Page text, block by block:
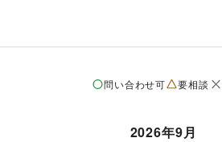
問い合わせ可 要相談
2026年9月